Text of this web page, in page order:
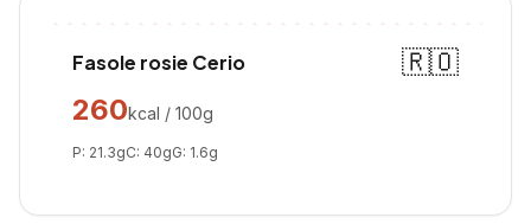
Fasole rosie Cerio
🇷🇴
260kcal / 100g
P: 21.3gC: 40gG: 1.6g